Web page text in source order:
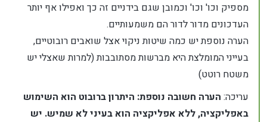
מספיק וכו' וכו' וכמובן שגם בידניים זה כך ואפילו אף יותר
העדכונים מדור לדור הם משמעותיים.
הערה נוספת יש כמה שיטות ניקוי אצל שואבים רובוטיים,
בעייני המומלצת היא מברשות מסתובבות (למרות שאצלי יש
משטח רוטט)
עריכה: הערה חשובה נוספת: היתרון ברובוט הוא השימוש
באפליקציה, ללא אפליקציה הוא בעיני לא שמיש. יש